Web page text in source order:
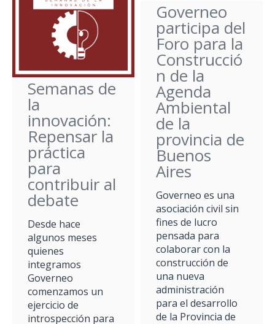
Semanas de
la
innovación:
Repensar la
práctica
para
contribuir al
debate
Desde hace
algunos meses
quienes
integramos
Governeo
comenzamos un
ejercicio de
introspección para
Governeo
participa del
Foro para la
Construcció
n de la
Agenda
Ambiental
de la
provincia de
Buenos
Aires
Governeo es una
asociación civil sin
fines de lucro
pensada para
colaborar con la
construcción de
una nueva
administración
para el desarrollo
de la Provincia de